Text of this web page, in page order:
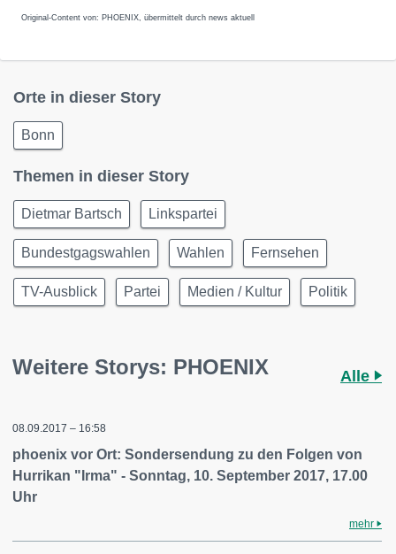
Original-Content von: PHOENIX, übermittelt durch news aktuell
Orte in dieser Story
Bonn
Themen in dieser Story
Dietmar Bartsch Linkspartei
Bundestgagswahlen Wahlen Fernsehen
TV-Ausblick Partei Medien / Kultur Politik
Weitere Storys: PHOENIX Alle
08.09.2017 – 16:58
phoenix vor Ort: Sondersendung zu den Folgen von
Hurrikan "Irma" - Sonntag, 10. September 2017, 17.00
Uhr
mehr